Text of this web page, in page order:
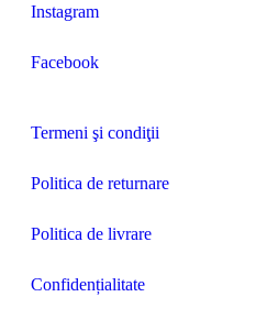
Instagram
Facebook
Termeni şi condiţii
Politica de returnare
Politica de livrare
Confidențialitate